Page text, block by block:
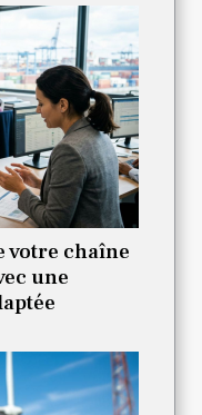
votre chaîne
une